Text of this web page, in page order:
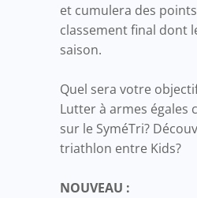
et cumulera des
classement final dont
saison.
Quel sera votre
Lutter à armes égales
sur le SyméTri?
triathlon entre Kids?
NOUVEAU :